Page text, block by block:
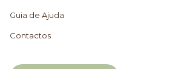
Guia de Ajuda
Contactos